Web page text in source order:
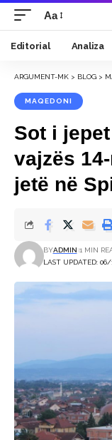
Font
Resizer
Aa
Editorial Analiza
ARGUMENT-MK > BLOG >
MAQEDONI
Sot i
vajzës
jetë në
LAST UPDATED: 06/
BYADMIN 1 MIN